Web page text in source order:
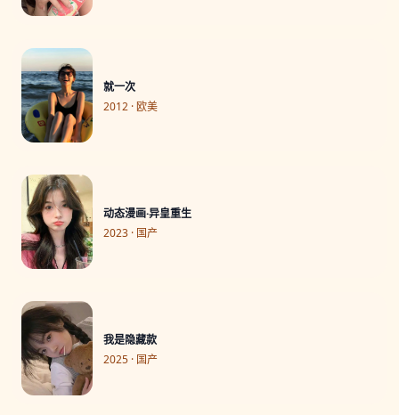
就一次
2012 · 欧美
动态漫画·异皇重生
2023 · 国产
我是隐藏款
2025 · 国产